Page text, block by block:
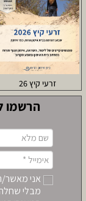
זרעי קיץ 26
הרשמו
אני מאשר/
מבלי שחלה